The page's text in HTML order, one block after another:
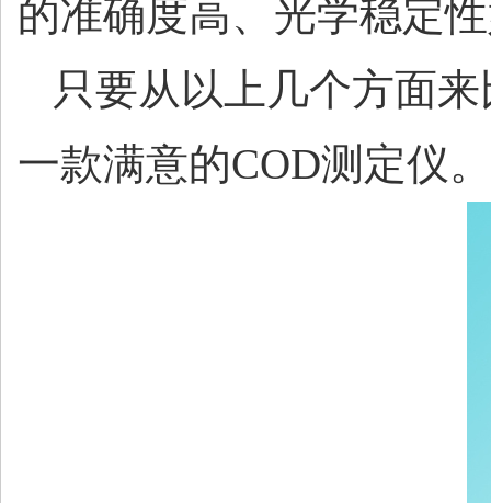
的准确度高、光学稳定
只要从以上几个方面
一款满意的COD测定仪。